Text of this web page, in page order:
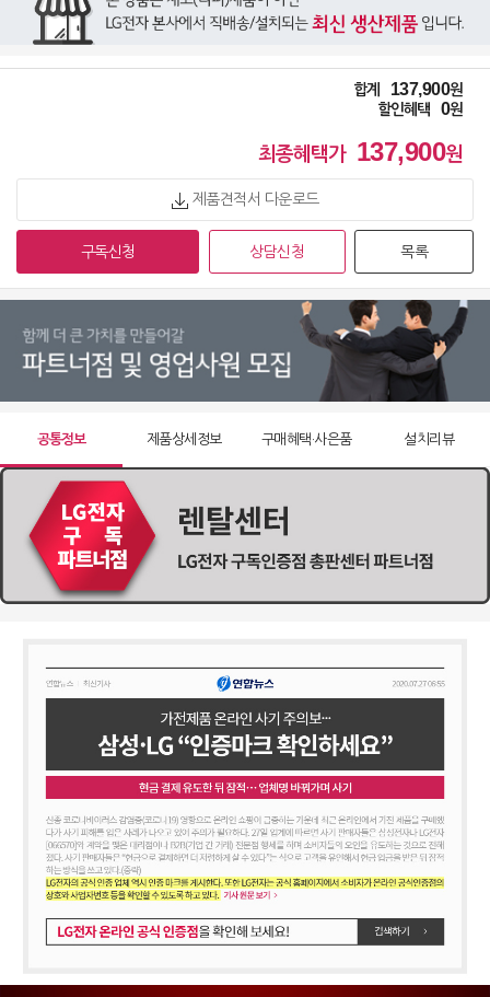
합계 137,900원
할인혜택
0원
최종혜택가 137,900원
제품견적서 다운로드
구독신청 목록
상담신청
공통정보 제품상세정보 구매혜택·사은품 설치리뷰